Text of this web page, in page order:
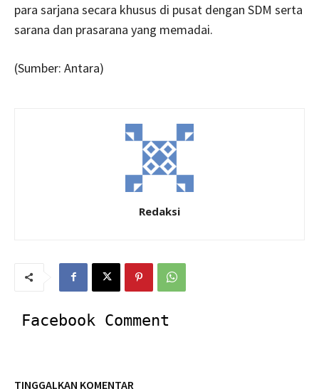
para sarjana secara khusus di pusat dengan SDM serta
sarana dan prasarana yang memadai.
(Sumber: Antara)
Redaksi
Facebook Comment
TINGGALKAN KOMENTAR